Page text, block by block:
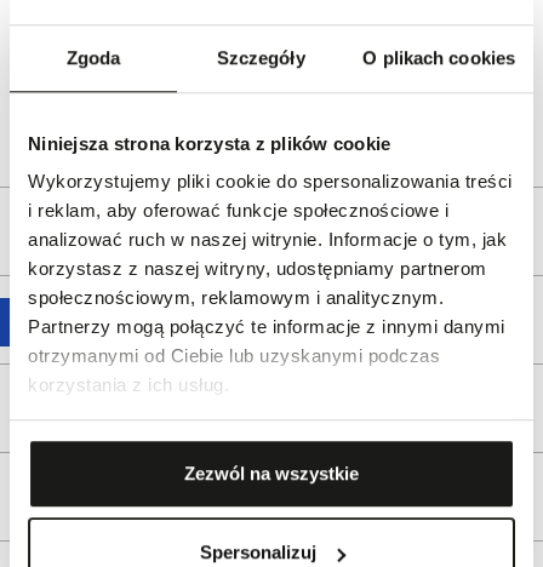
Zgoda Szczegóły O plikach cookies
Niniejsza strona korzysta z plików cookie
Wykorzystujemy pliki cookie do spersonalizowania treści
i reklam, aby oferować funkcje społecznościowe i
analizować ruch w naszej witrynie. Informacje o tym, jak
korzystasz z naszej witryny, udostępniamy partnerom
społecznościowym, reklamowym i analitycznym.
Partnerzy mogą połączyć te informacje z innymi danymi
otrzymanymi od Ciebie lub uzyskanymi podczas
korzystania z ich usług.
Zezwól na wszystkie
Spersonalizuj
Dystrybutor:
W.KRUK S.A.
Bezpieczeństwo:
Informacje o bezpieczeństwie
Opis produktu
Wysyłka